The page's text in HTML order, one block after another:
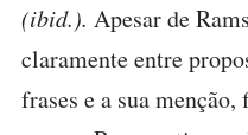
(ibid.). Apesar de
claramente entre
frases e a sua